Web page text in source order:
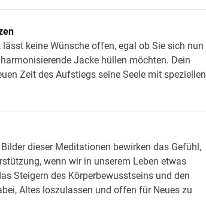
keine Wünsche offen, egal ob Sie sich nun
Jacke hüllen möchten. Dein
Zeit des Aufstiegs seine Seele mit speziellen
dieser Meditationen bewirken das Gefühl,
wenn wir in unserem Leben etwas
Steigern des Körperbewusstseins und den
Altes loszulassen und offen für Neues zu